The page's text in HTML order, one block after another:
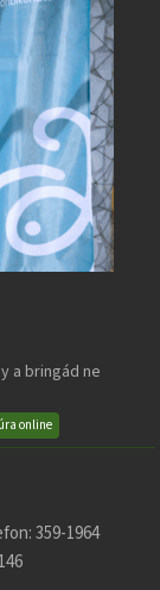
a bringád ne
online
359-1964